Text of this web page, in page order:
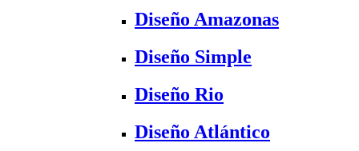
Diseño Amazonas
Diseño Simple
Diseño Rio
Diseño Atlántico